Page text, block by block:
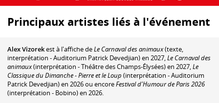
Principaux artistes liés à l'événement
Alex Vizorekest à l'affiche deLe Carnaval des animaux(texte,
interprétation - Auditorium Patrick Devedjian) en 2027, Le Carnaval des
animaux(interprétation - Théâtre des Champs-Élysées) en 2027, Le
Classique du Dimanche - Pierre et le Loup (interprétation - Auditorium
Patrick Devedjian) en 2026 ou encoreFestival d'Humour de Paris 2026
(interprétation - Bobino) en 2026.